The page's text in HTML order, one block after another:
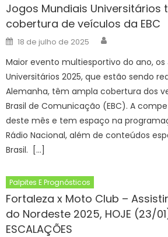
Jogos Mundiais Universitários
cobertura de veículos da EBC
Posted
on
18 de julho de 2025
Maior evento multiesportivo do ano, os
Universitários 2025, que estão sendo
Alemanha, têm ampla cobertura dos
Brasil de Comunicação (EBC). A
deste mês e tem espaço na
Rádio Nacional, além de conteúdos
Brasil. […]
Palpites E Prognósticos
Fortaleza x Moto Club –
do Nordeste 2025, HOJE (23/
ESCALAÇÕES